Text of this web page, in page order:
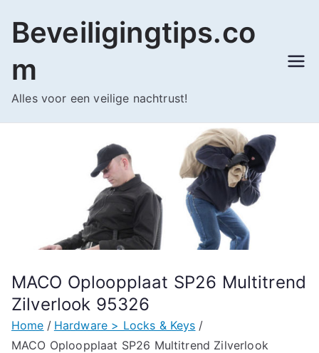
naar
inhoud
Beveiligingtips.co
m
Alles voor een veilige nachtrust!
MACO Oploopplaat SP26 Multitrend
Zilverlook 95326
Home
Hardware > Locks & Keys
MACO Oploopplaat SP26 Multitrend Zilverlook